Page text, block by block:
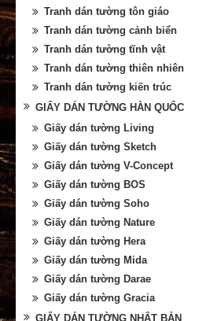
Tranh dán tường tôn giáo
Tranh dán tường cảnh biển
Tranh dán tường tĩnh vật
Tranh dán tường thiên nhiên
Tranh dán tường kiến trúc
GIẤY DÁN TƯỜNG HÀN QUỐC
Giấy dán tường Living
Giấy dán tường Sketch
Giấy dán tường V-Concept
Giấy dán tường BOS
Giấy dán tường Soho
Giấy dán tường Nature
Giấy dán tường Hera
Giấy dán tường Mida
Giấy dán tường Darae
Giấy dán tường Gracia
GIẤY DÁN TƯỜNG NHẬT BẢN